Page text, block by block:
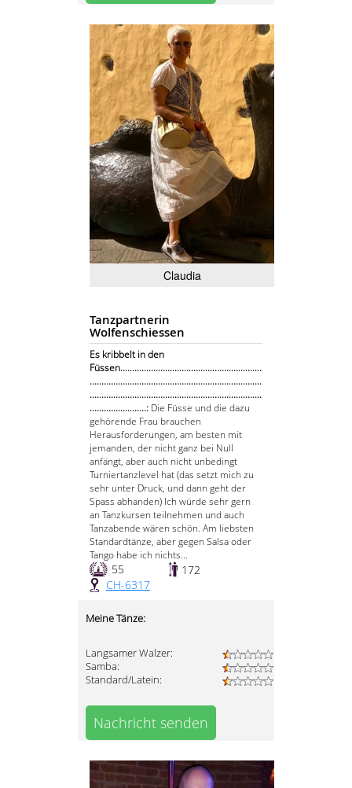
Claudia
Tanzpartnerin
Wolfenschiessen
Es kribbelt in den
Füssen............................................................
.........................................................................
.........................................................................
........................: Die Füsse und die dazu
gehörende Frau brauchen
Herausforderungen, am besten mit
jemanden, der nicht ganz bei Null
anfängt, aber auch nicht unbedingt
Turniertanzlevel hat (das setzt mich zu
sehr unter Druck, und dann geht der
Spass abhanden) Ich würde sehr gern
an Tanzkursen teilnehmen und auch
Tanzabende wären schön. Am liebsten
Standardtänze, aber gegen Salsa oder
Tango habe ich nichts...
55
172
CH-6317
Meine Tänze:
Langsamer Walzer:
Samba:
Standard/Latein:
Nachricht senden